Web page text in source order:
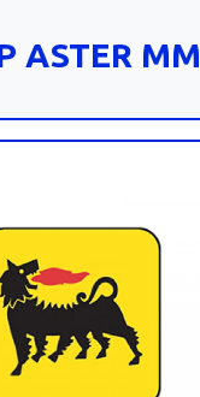
ASTER MM